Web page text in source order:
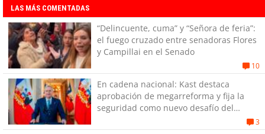
LAS MÁS COMENTADAS
“Delincuente, cuma” y “Señora de feria”:
el fuego cruzado entre senadoras Flores
y Campillai en el Senado
10
En cadena nacional: Kast destaca
aprobación de megarreforma y fija la
seguridad como nuevo desafío del
3